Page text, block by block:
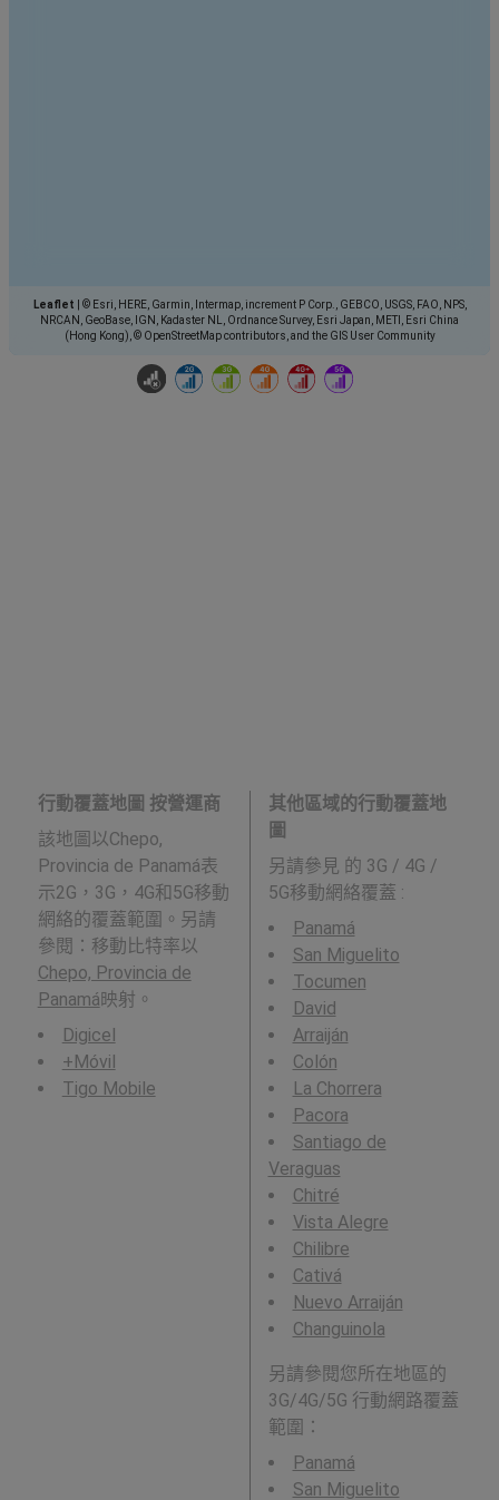
Leaflet
© Esri, HERE, Garmin, Intermap, increment P Corp., GEBCO, USGS, FAO, NPS,
NRCAN, GeoBase, IGN, Kadaster NL, Ordnance Survey, Esri Japan, METI, Esri China
(Hong Kong), © OpenStreetMap contributors, and the GIS User Community
行動覆蓋地圖 按營運商
該地圖以Chepo,
Provincia de Panamá表
示2G，3G，4G和5G移動
網絡的覆蓋範圍。另請
參閱：移動比特率以
Chepo, Provincia de
Panamá映射。
Digicel
+Móvil
Tigo Mobile
其他區域的行動覆蓋地
圖
另請參見 的 3G / 4G /
5G移動網絡覆蓋 :
Panamá
San Miguelito
Tocumen
David
Arraiján
Colón
La Chorrera
Pacora
Santiago de
Veraguas
Chitré
Vista Alegre
Chilibre
Cativá
Nuevo Arraiján
Changuinola
另請參閱您所在地區的
3G/4G/5G 行動網路覆蓋
範圍：
Panamá
San Miguelito